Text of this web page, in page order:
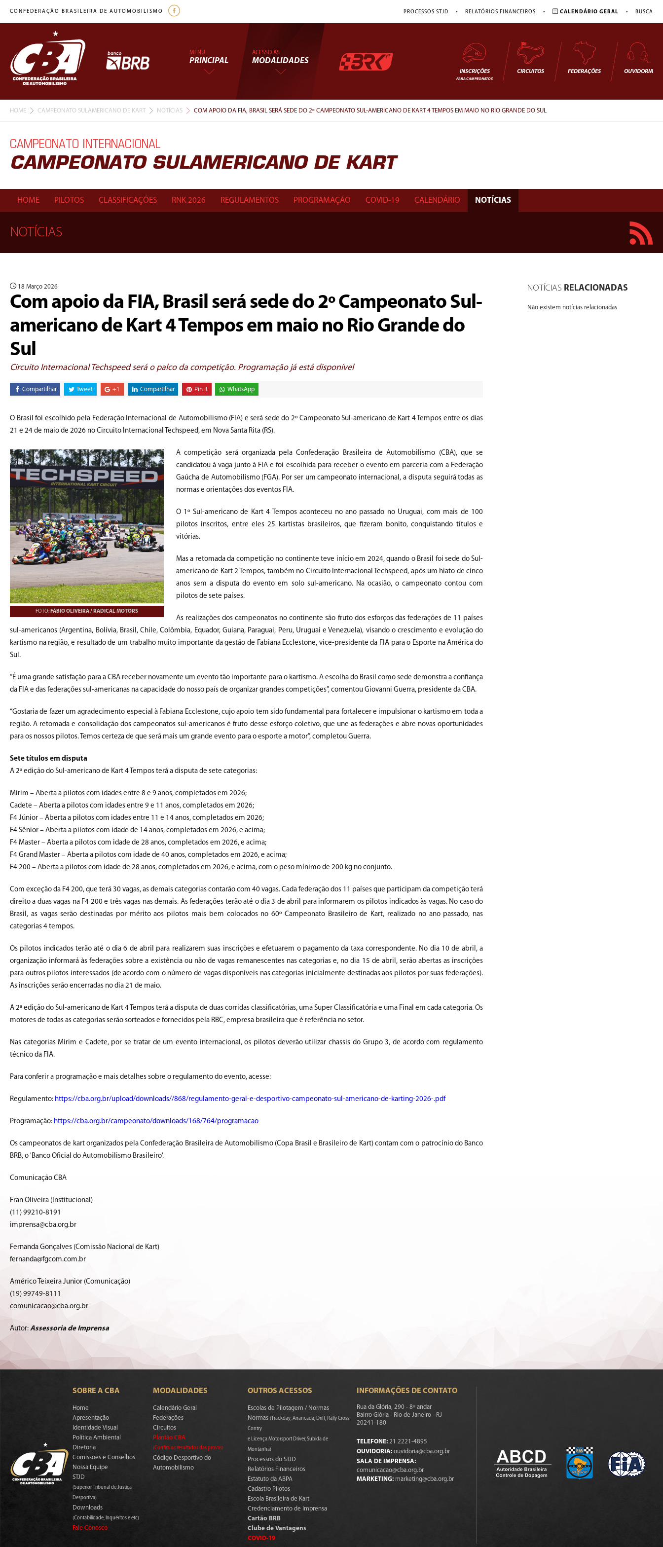
CONFEDERAÇÃO BRASILEIRA DE AUTOMOBILISMO PROCESSOS STJD • RELATÓRIOS FINANCEIROS • CALENDÁRIO GERAL • BUSCA
MENU
PRINCIPAL
ACESSO ÀS
MODALIDADES
INSCRIÇÕES
PARA CAMPEONATOS
CIRCUITOS FEDERAÇÕES OUVIDORIA
HOME CAMPEONATO SULAMERICANO DE KART NOTÍCIAS COM APOIO DA FIA, BRASIL SERÁ SEDE DO 2º CAMPEONATO SUL-AMERICANO DE KART 4 TEMPOS EM MAIO NO RIO GRANDE DO SUL
CAMPEONATO INTERNACIONAL
CAMPEONATO SULAMERICANO DE KART
HOME PILOTOS CLASSIFICAÇÕES RNK 2026 REGULAMENTOS PROGRAMAÇÃO COVID-19 CALENDÁRIO NOTÍCIAS
NOTÍCIAS
18 Março 2026
Com apoio da FIA, Brasil será sede do 2º Campeonato Sul-
americano de Kart 4 Tempos em maio no Rio Grande do
Sul
Circuito Internacional Techspeed será o palco da competição. Programação já está disponível
Compartilhar Tweet +1 Compartilhar Pin it WhatsApp
O Brasil foi escolhido pela Federação Internacional de Automobilismo (FIA) e será sede do 2º Campeonato Sul-americano de Kart 4 Tempos entre os dias
21 e 24 de maio de 2026 no Circuito Internacional Techspeed, em Nova Santa Rita (RS).
FOTO: FÁBIO OLIVEIRA / RADICAL MOTORS
A competição será organizada pela Confederação Brasileira de Automobilismo (CBA), que se
candidatou à vaga junto à FIA e foi escolhida para receber o evento em parceria com a Federação
Gaúcha de Automobilismo (FGA). Por ser um campeonato internacional, a disputa seguirá todas as
normas e orientações dos eventos FIA.
O 1º Sul-americano de Kart 4 Tempos aconteceu no ano passado no Uruguai, com mais de 100
pilotos inscritos, entre eles 25 kartistas brasileiros, que fizeram bonito, conquistando títulos e
vitórias.
Mas a retomada da competição no continente teve início em 2024, quando o Brasil foi sede do Sul-
americano de Kart 2 Tempos, também no Circuito Internacional Techspeed, após um hiato de cinco
anos sem a disputa do evento em solo sul-americano. Na ocasião, o campeonato contou com
pilotos de sete países.
As realizações dos campeonatos no continente são fruto dos esforços das federações de 11 países
sul-americanos (Argentina, Bolívia, Brasil, Chile, Colômbia, Equador, Guiana, Paraguai, Peru, Uruguai e Venezuela), visando o crescimento e evolução do
kartismo na região, e resultado de um trabalho muito importante da gestão de Fabiana Ecclestone, vice-presidente da FIA para o Esporte na América do
Sul.
“É uma grande satisfação para a CBA receber novamente um evento tão importante para o kartismo. A escolha do Brasil como sede demonstra a confiança
da FIA e das federações sul-americanas na capacidade do nosso país de organizar grandes competições”, comentou Giovanni Guerra, presidente da CBA.
“Gostaria de fazer um agradecimento especial à Fabiana Ecclestone, cujo apoio tem sido fundamental para fortalecer e impulsionar o kartismo em toda a
região. A retomada e consolidação dos campeonatos sul-americanos é fruto desse esforço coletivo, que une as federações e abre novas oportunidades
para os nossos pilotos. Temos certeza de que será mais um grande evento para o esporte a motor”, completou Guerra.
Sete títulos em disputa
A 2ª edição do Sul-americano de Kart 4 Tempos terá a disputa de sete categorias:
Mirim – Aberta a pilotos com idades entre 8 e 9 anos, completados em 2026;
Cadete – Aberta a pilotos com idades entre 9 e 11 anos, completados em 2026;
F4 Júnior – Aberta a pilotos com idades entre 11 e 14 anos, completados em 2026;
F4 Sênior – Aberta a pilotos com idade de 14 anos, completados em 2026, e acima;
F4 Master – Aberta a pilotos com idade de 28 anos, completados em 2026, e acima;
F4 Grand Master – Aberta a pilotos com idade de 40 anos, completados em 2026, e acima;
F4 200 – Aberta a pilotos com idade de 28 anos, completados em 2026, e acima, com o peso mínimo de 200 kg no conjunto.
Com exceção da F4 200, que terá 30 vagas, as demais categorias contarão com 40 vagas. Cada federação dos 11 países que participam da competição terá
direito a duas vagas na F4 200 e três vagas nas demais. As federações terão até o dia 3 de abril para informarem os pilotos indicados às vagas. No caso do
Brasil, as vagas serão destinadas por mérito aos pilotos mais bem colocados no 60º Campeonato Brasileiro de Kart, realizado no ano passado, nas
categorias 4 tempos.
Os pilotos indicados terão até o dia 6 de abril para realizarem suas inscrições e efetuarem o pagamento da taxa correspondente. No dia 10 de abril, a
organização informará às federações sobre a existência ou não de vagas remanescentes nas categorias e, no dia 15 de abril, serão abertas as inscrições
para outros pilotos interessados (de acordo com o número de vagas disponíveis nas categorias inicialmente destinadas aos pilotos por suas federações).
As inscrições serão encerradas no dia 21 de maio.
A 2ª edição do Sul-americano de Kart 4 Tempos terá a disputa de duas corridas classificatórias, uma Super Classificatória e uma Final em cada categoria. Os
motores de todas as categorias serão sorteados e fornecidos pela RBC, empresa brasileira que é referência no setor.
Nas categorias Mirim e Cadete, por se tratar de um evento internacional, os pilotos deverão utilizar chassis do Grupo 3, de acordo com regulamento
técnico da FIA.
Para conferir a programação e mais detalhes sobre o regulamento do evento, acesse:
Regulamento: https://cba.org.br/upload/downloads//868/regulamento-geral-e-desportivo-campeonato-sul-americano-de-karting-2026-.pdf
Programação: https://cba.org.br/campeonato/downloads/168/764/programacao
Os campeonatos de kart organizados pela Confederação Brasileira de Automobilismo (Copa Brasil e Brasileiro de Kart) contam com o patrocínio do Banco
BRB, o 'Banco Oficial do Automobilismo Brasileiro'.
Comunicação CBA
Fran Oliveira (Institucional)
(11) 99210-8191
imprensa@cba.org.br
Fernanda Gonçalves (Comissão Nacional de Kart)
fernanda@fgcom.com.br
Américo Teixeira Junior (Comunicação)
(19) 99749-8111
comunicacao@cba.org.br
Autor: Assessoria de Imprensa
NOTÍCIAS RELACIONADAS
Não existem notícias relacionadas
SOBRE A CBA
Home
Apresentação
Identidade Visual
Política Ambiental
Diretoria
Comissões e Conselhos
Nossa Equipe
STJD
(Superior Tribunal de Justiça
Desportiva)
Downloads
(Contabilidade, Inquéritos e etc)
Fale Conosco
MODALIDADES
Calendário Geral
Federações
Circuitos
Plantão CBA
(Confira os resultados das provas)
Código Desportivo do
Automobilismo
OUTROS ACESSOS
Escolas de Pilotagem / Normas
Normas(Trackday, Arrancada, Drift, Rally Cross
Contry
e Licença Motorsport Driver, Subida de
Montanha)
Processos do STJD
Relatórios Financeiros
Estatuto da ABPA
Cadastro Pilotos
Escola Brasileira de Kart
Credenciamento de Imprensa
Cartão BRB
Clube de Vantagens
COVID-19
INFORMAÇÕES DE CONTATO
Rua da Glória, 290 - 8º andar
Bairro Glória - Rio de Janeiro - RJ
20241-180
TELEFONE: 21 2221-4895
OUVIDORIA: ouvidoria@cba.org.br
SALA DE IMPRENSA:
comunicacao@cba.org.br
MARKETING: marketing@cba.org.br